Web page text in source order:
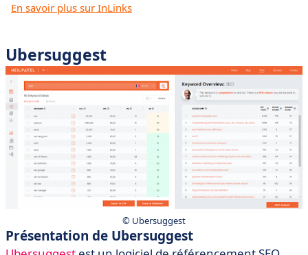
En savoir plus sur InLinks
Ubersuggest
©️ Ubersuggest
Présentation de Ubersuggest